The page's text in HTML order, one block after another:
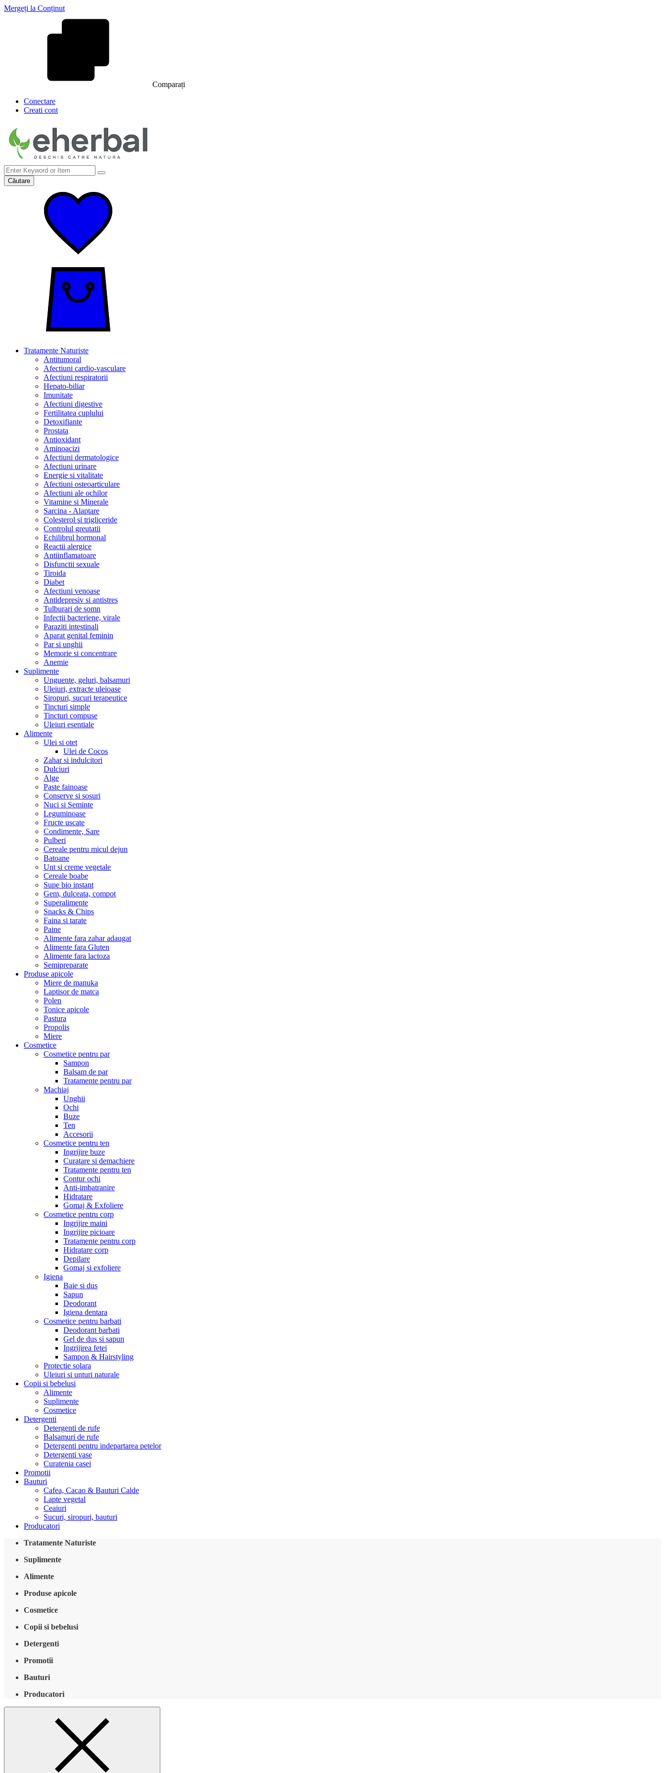
Mergeți la Conținut
Comparați
Conectare
Creati cont
Căutare
Tratamente Naturiste
Antitumoral
Afectiuni cardio-vasculare
Afectiuni respiratorii
Hepato-biliar
Imunitate
Afectiuni digestive
Fertilitatea cuplului
Detoxifiante
Prostata
Antioxidant
Aminoacizi
Afectiuni dermatologice
Afectiuni urinare
Energie si vitalitate
Afectiuni osteoarticulare
Afectiuni ale ochilor
Vitamine si Minerale
Sarcina - Alaptare
Colesterol si trigliceride
Controlul greutatii
Echilibrul hormonal
Reactii alergice
Antiinflamatoare
Disfunctii sexuale
Tiroida
Diabet
Afectiuni venoase
Antidepresiv si antistres
Tulburari de somn
Infectii bacteriene, virale
Paraziti intestinali
Aparat genital feminin
Par si unghii
Memorie si concentrare
Anemie
Suplimente
Unguente, geluri, balsamuri
Uleiuri, extracte uleioase
Siropuri, sucuri terapeutice
Tincturi simple
Tincturi compuse
Uleiuri esentiale
Alimente
Ulei si otet
Ulei de Cocos
Zahar si indulcitori
Dulciuri
Alge
Paste fainoase
Conserve si sosuri
Nuci si Seminte
Leguminoase
Fructe uscate
Condimente, Sare
Pulberi
Cereale pentru micul dejun
Batoane
Unt si creme vegetale
Cereale boabe
Supe bio instant
Gem, dulceata, compot
Superalimente
Snacks & Chips
Faina si tarate
Paine
Alimente fara zahar adaugat
Alimente fara Gluten
Alimente fara lactoza
Semipreparate
Produse apicole
Miere de manuka
Laptisor de matca
Polen
Tonice apicole
Pastura
Propolis
Miere
Cosmetice
Cosmetice pentru par
Sampon
Balsam de par
Tratamente pentru par
Machiaj
Unghii
Ochi
Buze
Ten
Accesorii
Cosmetice pentru ten
Ingrijire buze
Curatare si demachiere
Tratamente pentru ten
Contur ochi
Anti-imbatranire
Hidratare
Gomaj & Exfoliere
Cosmetice pentru corp
Ingrijire maini
Ingrijire picioare
Tratamente pentru corp
Hidratare corp
Depilare
Gomaj si exfoliere
Igiena
Baie si dus
Sapun
Deodorant
Igiena dentara
Cosmetice pentru barbati
Deodorant barbati
Gel de dus si sapun
Ingrijirea fetei
Sampon & Hairstyling
Protectie solara
Uleiuri si unturi naturale
Copii si bebelusi
Alimente
Suplimente
Cosmetice
Detergenti
Detergenti de rufe
Balsamuri de rufe
Detergenti pentru indepartarea petelor
Detergenti vase
Curatenia casei
Promotii
Bauturi
Cafea, Cacao & Bauturi Calde
Lapte vegetal
Ceaiuri
Sucuri, siropuri, bauturi
Producatori
Tratamente Naturiste
Suplimente
Alimente
Produse apicole
Cosmetice
Copii si bebelusi
Detergenti
Promotii
Bauturi
Producatori